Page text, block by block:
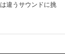
違うサウンドに挑